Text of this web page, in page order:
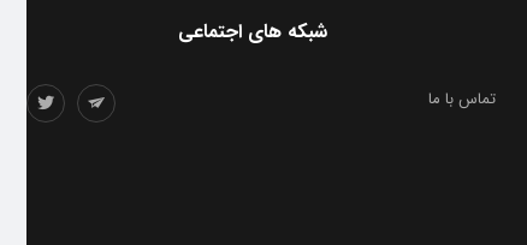
شبکه های اجتماعی
تماس با ما